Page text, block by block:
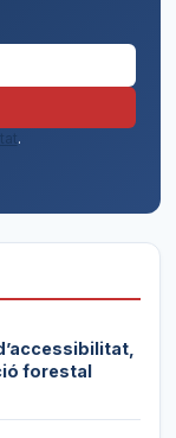
.
forestal